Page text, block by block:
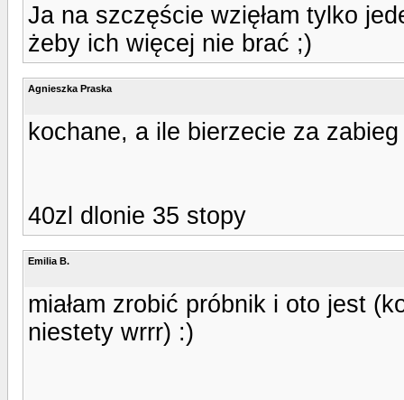
Ja na szczęście wzięłam tylko
żeby ich więcej nie brać ;)
Agnieszka Praska
kochane, a ile bierzecie za
40zl dlonie 35 stopy
Emilia B.
miałam zrobić próbnik i oto jest
niestety wrrr) :)